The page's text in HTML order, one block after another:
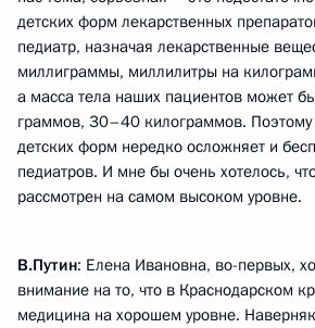
детских форм лекарственных
педиатр, назначая лекарственные
миллиграммы, миллилитры на
а масса тела наших пациентов может
граммов, 30–40 килограммов. Поэтому
детских форм нередко осложняет и
педиатров. И мне бы очень хотелось,
рассмотрен на самом высоком уровне.
В.Путин: Елена Ивановна, во-первых,
внимание на то, что в Краснодарском
медицина на хорошем уровне.